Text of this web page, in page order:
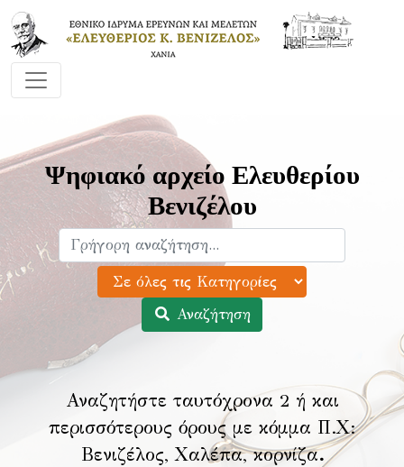
Ψηφιακό αρχείο Ελευθερίου
Βενιζέλου
Αναζήτηση
Αναζητήστε ταυτόχρονα 2 ή και
περισσότερους όρους με κόμμα Π.Χ:
Βενιζέλος, Χαλέπα, κορνίζα.